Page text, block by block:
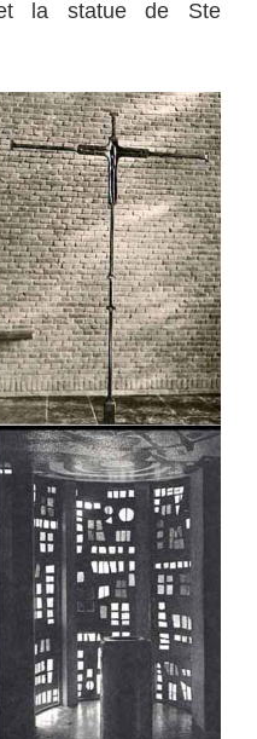
la statue de Ste